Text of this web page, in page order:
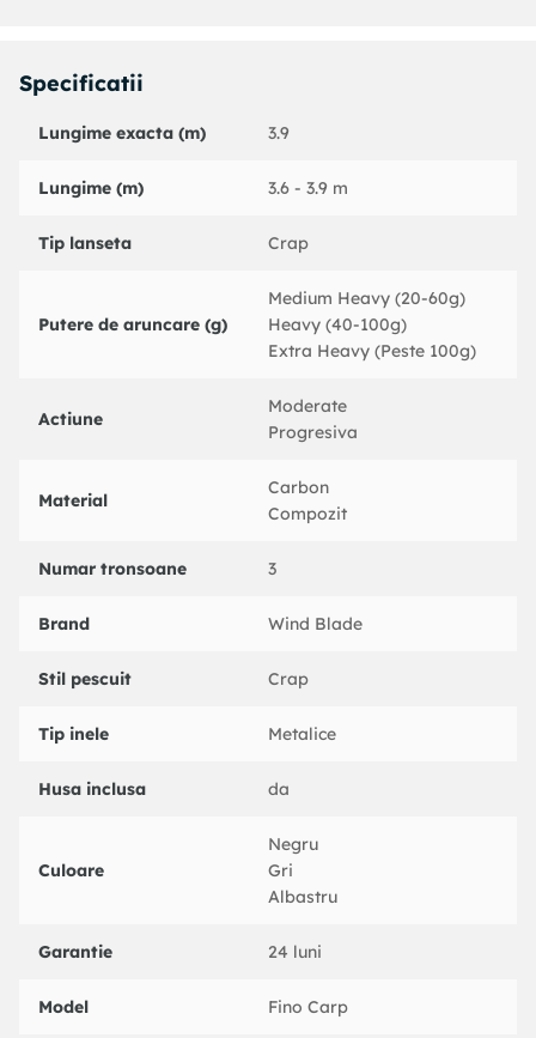
textil,
- 1 lanseta Fino Carp Wind Blade de 3.9 m ;
- 1 husa transport;
Specificatii
Lungime exacta (m) 3.9
Lungime (m) 3.6 - 3.9 m
Tip lanseta Crap
Putere de aruncare (g)
Medium Heavy (20-60g)
Heavy (40-100g)
Extra Heavy (Peste 100g)
Actiune
Moderate
Progresiva
Material
Carbon
Compozit
Numar tronsoane 3
Brand Wind Blade
Stil pescuit Crap
Tip inele Metalice
Husa inclusa da
Culoare
Negru
Gri
Albastru
Garantie 24 luni
Model Fino Carp